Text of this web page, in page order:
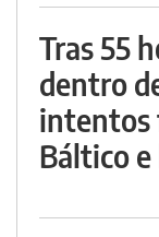
Tras 55
dentro
intentos
Báltico